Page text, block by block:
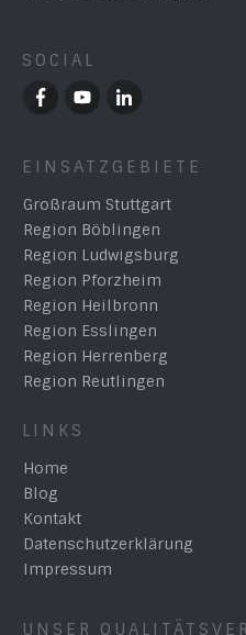
SOCIAL
EINSATZGEBIETE
Großraum Stuttgart
Region Böblingen
Region Ludwigsburg
Region Pforzheim
Region Heilbronn
Region Esslingen
Region Herrenberg
Region Reutlingen
LINKS
Home
Blog
Kontakt
Datenschutzerklärung
Impressum
UNSER